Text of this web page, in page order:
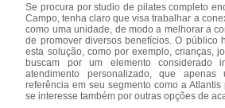
Se procura por studio de pilates completo
Campo, tenha claro que visa trabalhar a
como uma unidade, de modo a melhorar a
de promover diversos benefícios. O público
esta solução, como por exemplo, crianças,
buscam por um elemento considerado
atendimento personalizado, que
referência em seu segmento como a
se interesse também por outras opções de